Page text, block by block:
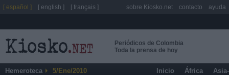
Periódicos de Colombia
Toda la prensa de hoy
Hemeroteca 5/Ene/2010 Inicio África
[ español ] [ english ] [ français ] sobre Kiosko.net contacto ayuda